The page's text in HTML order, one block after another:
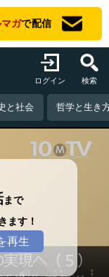
ガで配信
ログイン 検索
と社会 哲学と生き
まで
ます！
再生